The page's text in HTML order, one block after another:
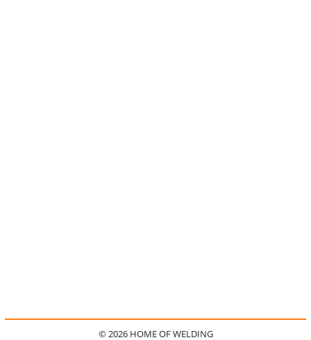
© 2026 HOME OF WELDING